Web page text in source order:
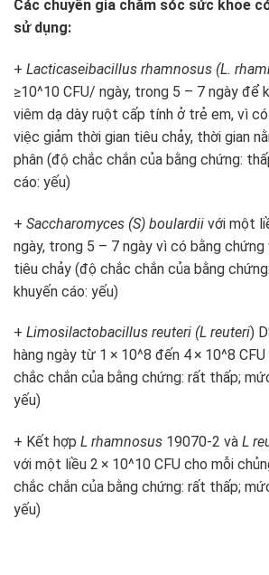
Các chuyên gia chăm sóc sức khỏe
sử dụng:
+ Lacticaseibacillus rhamnosus (L.
≥10^10 CFU/ ngày, trong 5 – 7 ngày để
viêm dạ dày ruột cấp tính ở trẻ em, vì
việc giảm thời gian tiêu chảy, thời gian
phân (độ chắc chắn của bằng chứng:
cáo: yếu)
+ Saccharomyces (S) boulardii với một
ngày, trong 5 – 7 ngày vì có bằng chứng
tiêu chảy (độ chắc chắn của bằng
khuyến cáo: yếu)
+ Limosilactobacillus reuteri (L reuteri)
hàng ngày từ 1 × 10^8 đến 4 × 10^8
chắc chắn của bằng chứng: rất thấp;
yếu)
+ Kết hợp L rhamnosus 19070-2 và L
với một liều 2 × 10^10 CFU cho mỗi
chắc chắn của bằng chứng: rất thấp;
yếu)